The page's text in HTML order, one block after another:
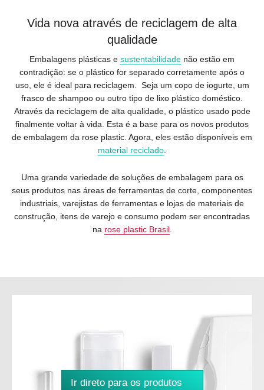
Vida nova através de reciclagem de alta
qualidade
Embalagens plásticas e sustentabilidade não estão em
contradição: se o plástico for separado corretamente após o
uso, ele é ideal para reciclagem. Seja um copo de iogurte, um
frasco de shampoo ou outro tipo de lixo plástico doméstico.
Através da reciclagem de alta qualidade, o plástico usado pode
finalmente voltar à vida. Esta é a base para os novos produtos
de embalagem da rose plastic. Agora, eles estão disponíveis em
material reciclado
Uma grande variedade de soluções de embalagem para os
seus produtos nas áreas de ferramentas de corte, componentes
industriais, varejistas de ferramentas e lojas de materiais de
construção, itens de varejo e consumo podem ser encontradas
na rose plastic Brasil.
Ir direto para os produtos